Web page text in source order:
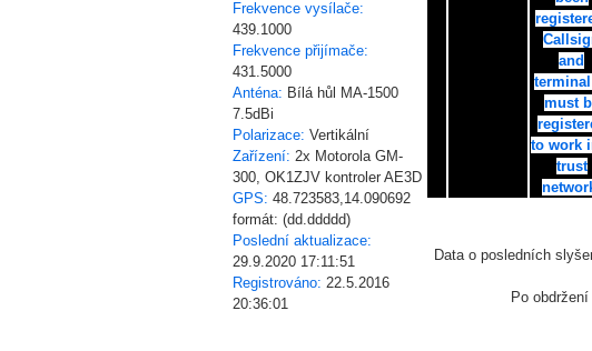
Frekvence vysílače:
439.1000
Frekvence přijímače:
431.5000
Anténa: Bílá hůl MA-1500
7.5dBi
Polarizace: Vertikální
Zařízení: 2x Motorola GM-
300, OK1ZJV kontroler AE3D
GPS: 48.723583,14.090692
formát: (dd.ddddd)
Poslední aktualizace:
29.9.2020 17:11:51
Registrováno: 22.5.2016
20:36:01
and
must
to work
trust
Data o posledních
Po